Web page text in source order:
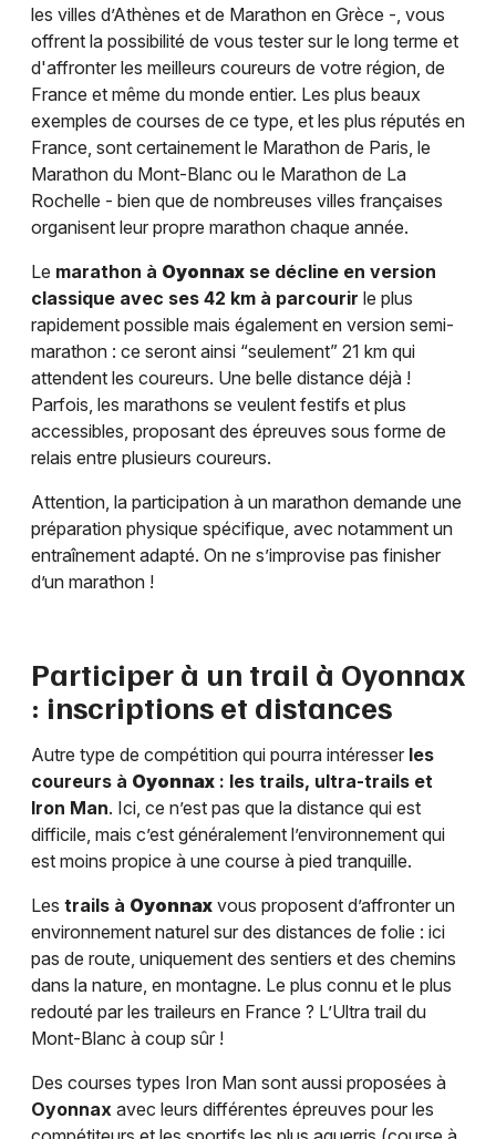
les villes d’Athènes et de Marathon en Grèce -, vous
offrent la possibilité de vous tester sur le long terme et
d'affronter les meilleurs coureurs de votre région, de
France et même du monde entier. Les plus beaux
exemples de courses de ce type, et les plus réputés en
France, sont certainement le Marathon de Paris, le
Marathon du Mont-Blanc ou le Marathon de La
Rochelle - bien que de nombreuses villes françaises
organisent leur propre marathon chaque année.
Le marathon à Oyonnax se décline en version
classique avec ses 42 km à parcourir le plus
rapidement possible mais également en version semi-
marathon : ce seront ainsi “seulement” 21 km qui
attendent les coureurs. Une belle distance déjà !
Parfois, les marathons se veulent festifs et plus
accessibles, proposant des épreuves sous forme de
relais entre plusieurs coureurs.
Attention, la participation à un marathon demande une
préparation physique spécifique, avec notamment un
entraînement adapté. On ne s’improvise pas finisher
d’un marathon !
Participer à un trail à Oyonnax
: inscriptions et distances
Autre type de compétition qui pourra intéresser les
coureurs à Oyonnax : les trails, ultra-trails et
Iron Man. Ici, ce n’est pas que la distance qui est
difficile, mais c’est généralement l’environnement qui
est moins propice à une course à pied tranquille.
Les trails à Oyonnax vous proposent d’affronter un
environnement naturel sur des distances de folie : ici
pas de route, uniquement des sentiers et des chemins
dans la nature, en montagne. Le plus connu et le plus
redouté par les traileurs en France ? L’Ultra trail du
Mont-Blanc à coup sûr !
Des courses types Iron Man sont aussi proposées à
Oyonnax avec leurs différentes épreuves pour les